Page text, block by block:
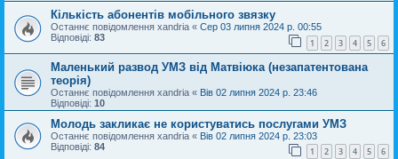
Кількість абонентів мобільного звязку
Останнє повідомлення xandria « Сер 03 липня 2024 р. 00:55
Відповіді: 83 1 2 3 4 5 6
Маленький развод УМЗ від Матвіюка (незапатентована
теорія)
Останнє повідомлення xandria « Вів 02 липня 2024 р. 23:46
Відповіді: 10
Молодь закликає не користуватись послугами УМЗ
Останнє повідомлення xandria « Вів 02 липня 2024 р. 23:03
Відповіді: 84 1 2 3 4 5 6